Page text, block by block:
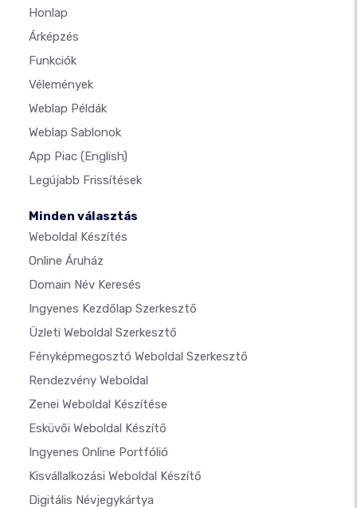
Honlap
Árképzés
Funkciók
Vélemények
Weblap Példák
Weblap Sablonok
App Piac (English)
Legújabb Frissítések
Minden választás
Weboldal Készítés
Online Áruház
Domain Név Keresés
Ingyenes Kezdőlap Szerkesztő
Üzleti Weboldal Szerkesztő
Fényképmegosztó Weboldal Szerkesztő
Rendezvény Weboldal
Zenei Weboldal Készítése
Esküvői Weboldal Készítő
Ingyenes Online Portfólió
Kisvállalkozási Weboldal Készítő
Digitális Névjegykártya